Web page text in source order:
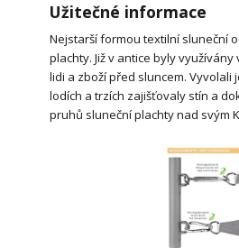
Užitečné informace
Nejstarší formou textilní sluneční
plachty. Již v antice byly
lidi a zboží před sluncem. Vyvolali
lodích a trzích zajišťovaly stín a
pruhů sluneční plachty nad svým